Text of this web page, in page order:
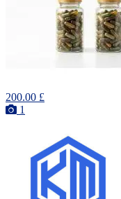
200.00 £
1